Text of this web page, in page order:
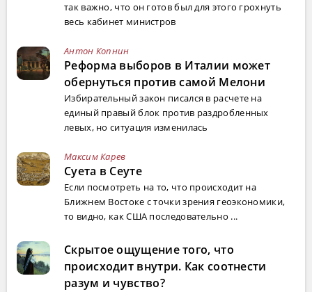
так важно, что он готов был для этого грохнуть
весь кабинет министров
Антон Копнин
Реформа выборов в Италии может
обернуться против самой Мелони
Избирательный закон писался в расчете на
единый правый блок против раздробленных
левых, но ситуация изменилась
Максим Карев
Суета в Сеуте
Если посмотреть на то, что происходит на
Ближнем Востоке с точки зрения геоэкономики,
то видно, как США последовательно ...
Скрытое ощущение того, что
происходит внутри. Как соотнести
разум и чувство?